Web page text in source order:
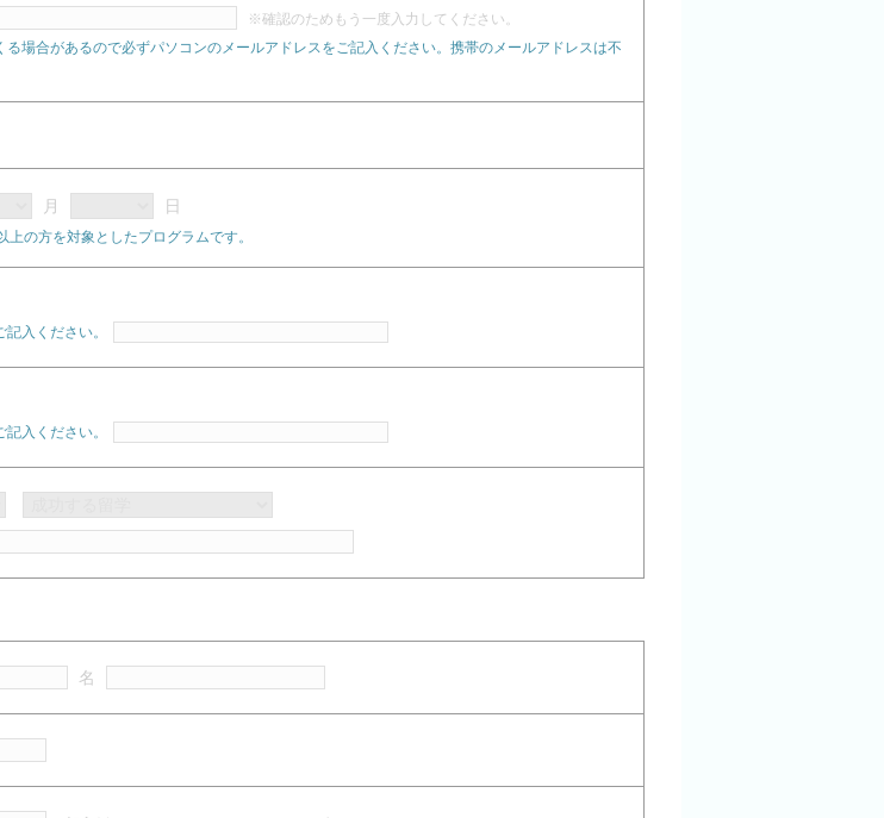
※確認のためもう一度入力してください。
場合があるので必ずパソコンのメールアドレスをご記入ください。携帯のメールアドレスは不
月 日
の方を対象としたプログラムです。
入ください。
入ください。
名